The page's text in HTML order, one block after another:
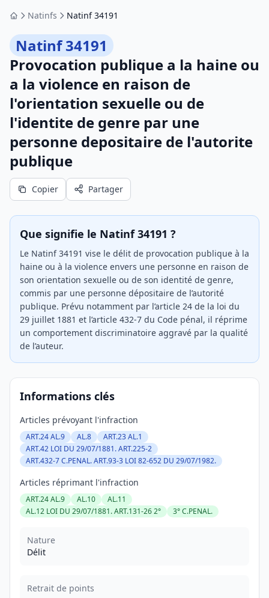
AccueilNatinfs Natinf 34191
Natinf 34191
Provocation publique a la haine ou
a la violence en raison de
l'orientation sexuelle ou de
l'identite de genre par une
personne depositaire de l'autorite
publique
Copier Partager
Que signifie le Natinf 34191 ?
Le Natinf 34191 vise le délit de provocation publique à la
haine ou à la violence envers une personne en raison de
son orientation sexuelle ou de son identité de genre,
commis par une personne dépositaire de l’autorité
publique. Prévu notamment par l’article 24 de la loi du
29 juillet 1881 et l’article 432-7 du Code pénal, il réprime
un comportement discriminatoire aggravé par la qualité
de l’auteur.
Informations clés
Articles prévoyant l'infraction
ART.24 AL.9 AL.8
ART.23 AL.1
ART.42 LOI DU 29/07/1881. ART.225-2
ART.432-7 C.PENAL. ART.93-3 LOI 82-652 DU 29/07/1982.
Articles réprimant l'infraction
ART.24 AL.9 AL.10
AL.11
AL.12 LOI DU 29/07/1881. ART.131-26 2°
3° C.PENAL.
Nature
Délit
Retrait de points